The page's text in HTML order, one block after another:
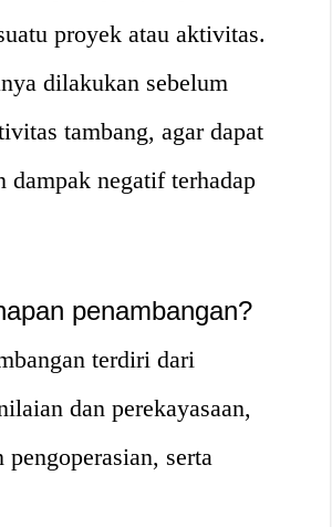
proyek atau aktivitas.
dilakukan sebelum
tambang, agar dapat
dampak negatif terhadap
penambangan?
terdiri dari
dan perekayasaan,
serta